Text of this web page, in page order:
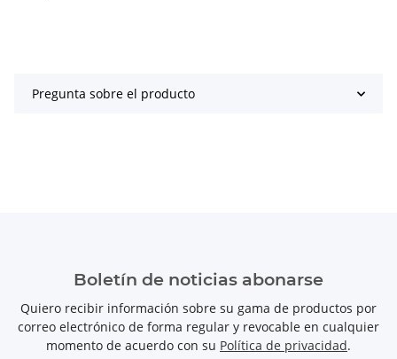
Pregunta sobre el producto
Boletín de noticias abonarse
Quiero recibir información sobre su gama de productos por
correo electrónico de forma regular y revocable en cualquier
momento de acuerdo con su Política de privacidad.